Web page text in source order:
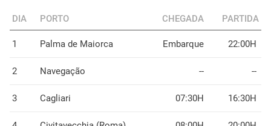
DIA PORTO CHEGADA PARTIDA
1 Palma de Maiorca Embarque 22:00H
2 Navegação -- --
3 Cagliari 07:30H 16:30H